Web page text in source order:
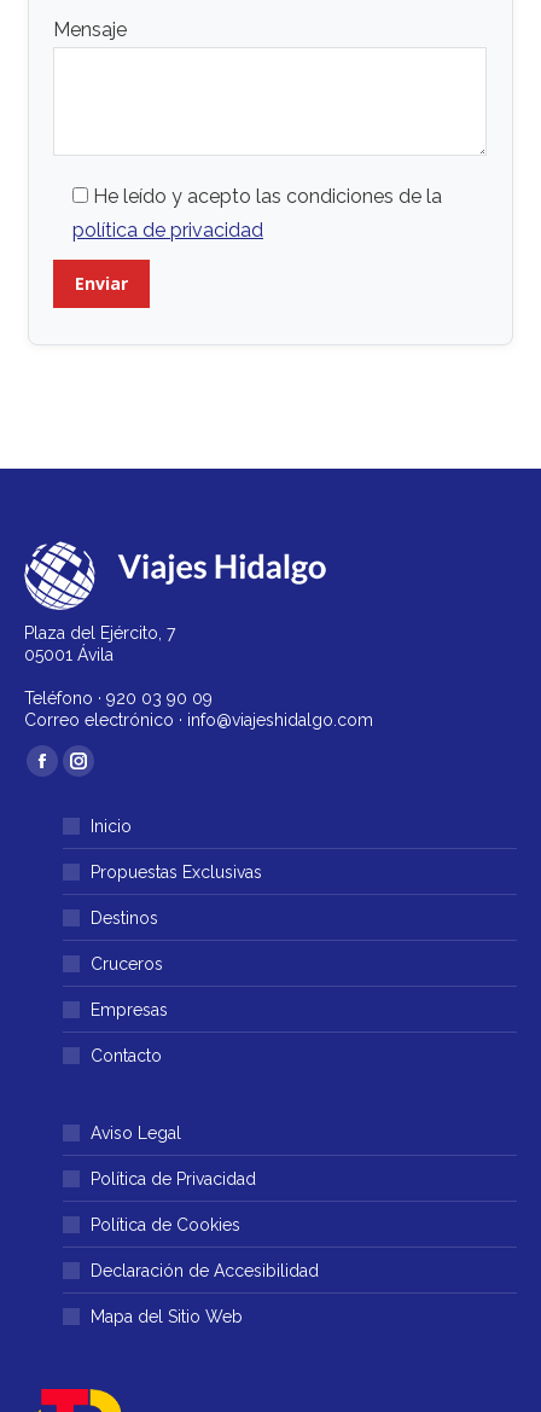
Mensaje
He leído y acepto las condiciones de la
política de privacidad
Plaza del Ejército, 7
05001 Ávila
Teléfono · 920 03 90 09
Correo electrónico · info@viajeshidalgo.com
Encuéntranos en:
Facebook
abre
una
ventana
Instagram
se
abre
en
una
ventana
Inicio
Propuestas Exclusivas
Destinos
Cruceros
Empresas
Contacto
Aviso Legal
Política de Privacidad
Política de Cookies
Declaración de Accesibilidad
Mapa del Sitio Web